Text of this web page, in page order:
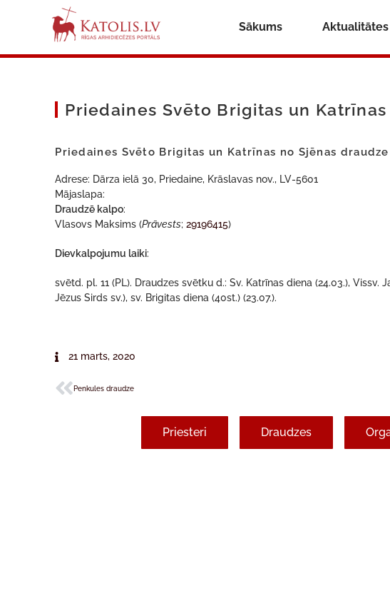
Sākums Aktualitātes
Priedaines Svēto Brigitas un
Priedaines Svēto Brigitas un Katrīnas no Sjēnas draudze
Adrese: Dārza ielā 30, Priedaine, Krāslavas nov., LV-5601
Mājaslapa:
Draudzē kalpo:
Vlasovs Maksims (Prāvests;29196415)
Dievkalpojumu laiki:
svētd. pl. 11 (PL). Draudzes svētku d.: Sv. Katrīnas diena (24.03.),
Jēzus Sirds sv.), sv. Brigitas diena (40st.) (23.07.).
21 marts, 2020
Penkules draudze
Priesteri Draudzes